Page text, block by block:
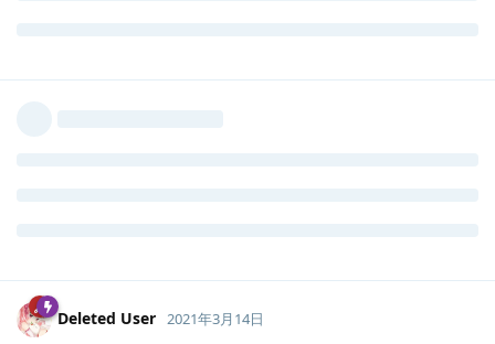
Deleted User 2021年3月14日